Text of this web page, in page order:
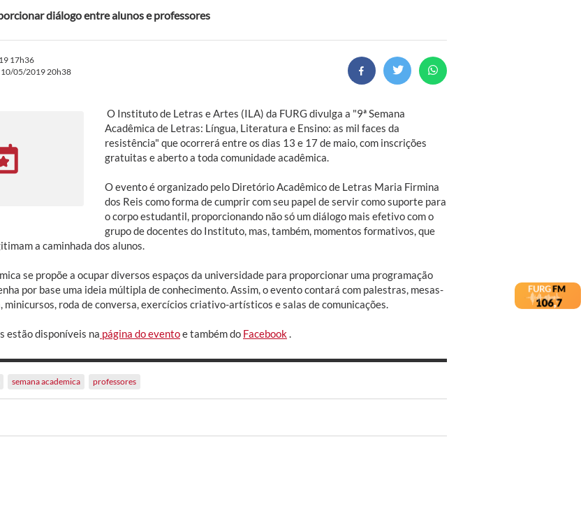
diálogo entre alunos e professores
17h36
05/2019 20h38
O Instituto de Letras e Artes (ILA) da FURG divulga a "9ª Semana
Acadêmica de Letras: Língua, Literatura e Ensino: as mil faces da
resistência" que ocorrerá entre os dias 13 e 17 de maio, com inscrições
gratuitas e aberto a toda comunidade acadêmica.
O evento é organizado pelo Diretório Acadêmico de Letras Maria Firmina
dos Reis como forma de cumprir com seu papel de servir como suporte para
o corpo estudantil, proporcionando não só um diálogo mais efetivo com o
grupo de docentes do Instituto, mas, também, momentos formativos, que
a caminhada dos alunos.
se propõe a ocupar diversos espaços da universidade para proporcionar uma programação
por base uma ideia múltipla de conhecimento. Assim, o evento contará com palestras, mesas-
minicursos, roda de conversa, exercícios criativo-artísticos e salas de comunicações.
estão disponíveis na página do eventoe também do Facebook
semana academica professores